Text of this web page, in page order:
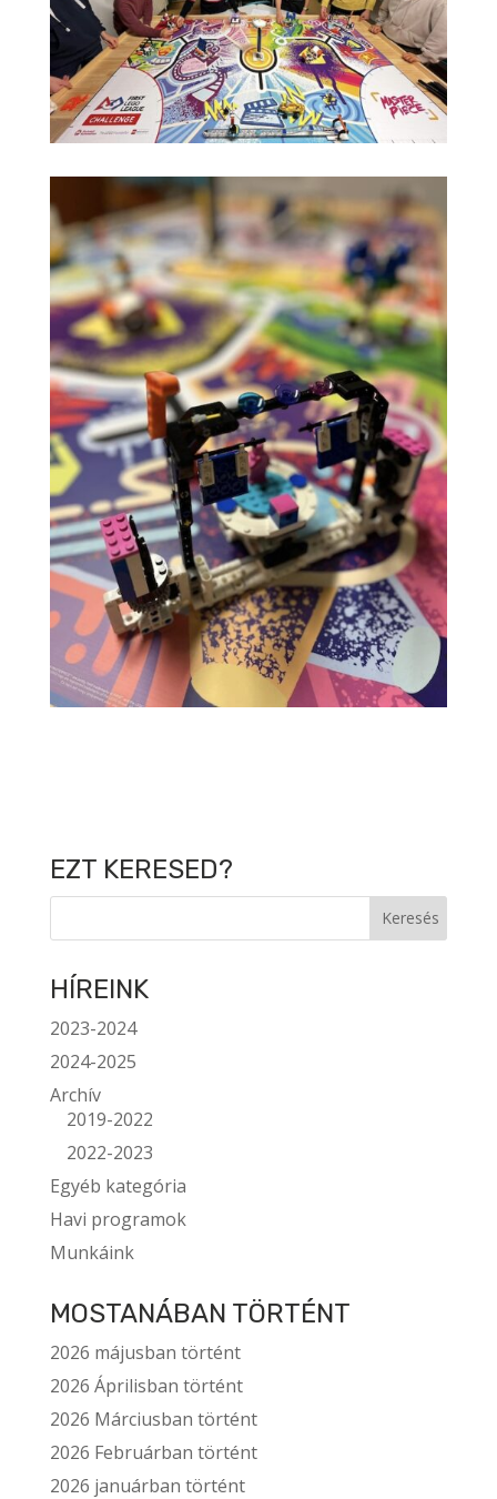
EZT KERESED?
HÍREINK
2023-2024
2024-2025
Archív
2019-2022
2022-2023
Egyéb kategória
Havi programok
Munkáink
MOSTANÁBAN TÖRTÉNT
2026 májusban történt
2026 Áprilisban történt
2026 Márciusban történt
2026 Februárban történt
2026 januárban történt